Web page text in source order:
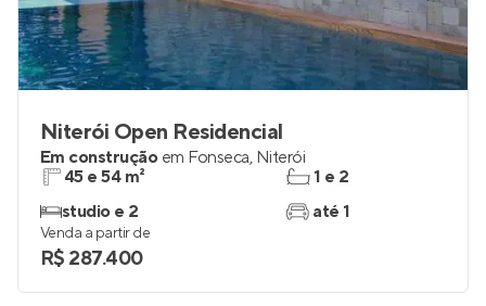
Niterói Open Residencial
Em construção em Fonseca, Niterói
45 e 54 m²
studio e 2
1 e 2
até 1
Venda a partir de
R$ 287.400